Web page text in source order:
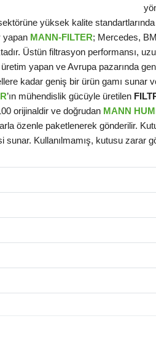
yüksek kalite
yapan MANN-FILTER; Mercedes,
Üstün filtrasyon performansı,
üretim yapan ve Avrupa pazarında
kadar geniş bir ürün gamı sunar
’ın mühendislik gücüyle üretilen
orijinaldir ve doğrudan MANN
özenle paketlenerek gönderilir.
sunar. Kullanılmamış, kutusu zarar